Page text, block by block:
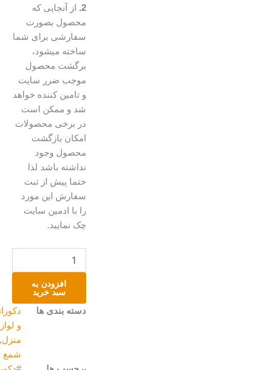
از آنجایی که
محصول بصورت
سفارشی برای شما
ساخته میشود،
برگشت محصول
موجب ضرر سایت
و تامین کننده خواهد
شد و ممکن است
در برخی محصولات
امکان بازگشت
محصول وجود
نداشته باشد لذا
حتما پیش از ثبت
سفارش این مورد
را با ادمین سایت
چک نمایید.
۱۰سانت
افزودن به
سبد خرید
دسته بندی ها
دکوراتیو
و لوازم